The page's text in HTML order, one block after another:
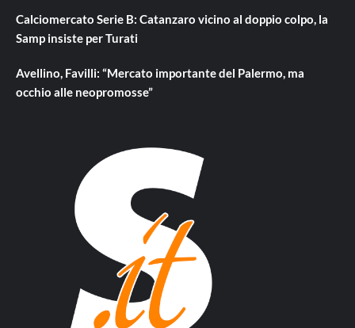
Calciomercato Serie B: Catanzaro vicino al doppio colpo, la
Samp insiste per Turati
Avellino, Favilli: “Mercato importante del Palermo, ma
occhio alle neopromosse”